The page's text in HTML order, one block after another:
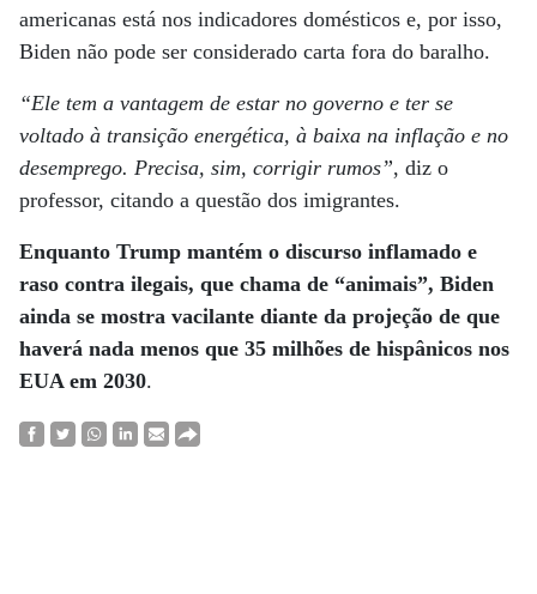
americanas está nos indicadores domésticos e, por isso,
Biden não pode ser considerado carta fora do baralho.
“Ele tem a vantagem de estar no governo e ter se
voltado à transição energética, à baixa na inflação e no
desemprego. Precisa, sim, corrigir rumos”, diz o
professor, citando a questão dos imigrantes.
Enquanto Trump mantém o discurso inflamado e
raso contra ilegais, que chama de “animais”, Biden
ainda se mostra vacilante diante da projeção de que
haverá nada menos que 35 milhões de hispânicos nos
EUA em 2030.